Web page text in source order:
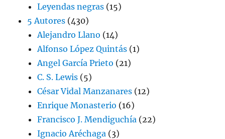
Leyendas negras (15)
5 Autores (430)
Alejandro Llano (14)
Alfonso López Quintás (1)
Angel García Prieto (21)
C. S. Lewis (5)
César Vidal Manzanares (12)
Enrique Monasterio (16)
Francisco J. Mendiguchía (22)
Ignacio Aréchaga (3)